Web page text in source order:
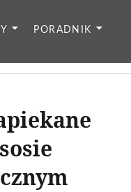
PORADNIK